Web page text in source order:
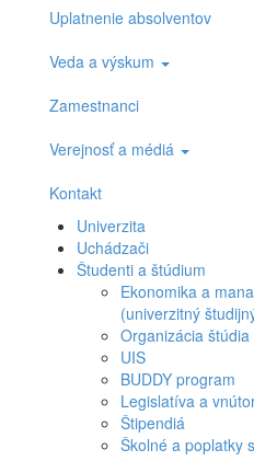
Uplatnenie absolventov
Veda a výskum
Zamestnanci
Verejnosť a médiá
Kontakt
Univerzita
Uchádzači
Študenti a štúdium
Ekonomika a
(univerzitný
Organizácia štúdia
UIS
BUDDY program
Legislatíva a
Štipendiá
Školné a poplatky